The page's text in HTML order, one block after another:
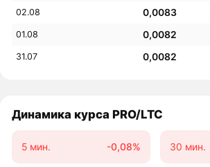
02.08 0,0083
01.08 0,0082
31.07 0,0082
Динамика курса PRO/LTC
5 мин. -0,08% 30 мин.